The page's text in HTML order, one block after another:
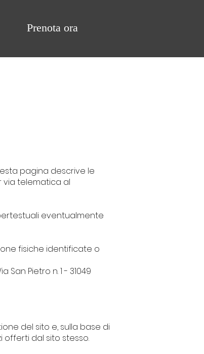
Prenota ora
pagina descrive le
via telematica al
eventualmente
fisiche identificate o
San Pietro n. 1 - 31049
del sito e, sulla base di
offerti dal sito stesso.